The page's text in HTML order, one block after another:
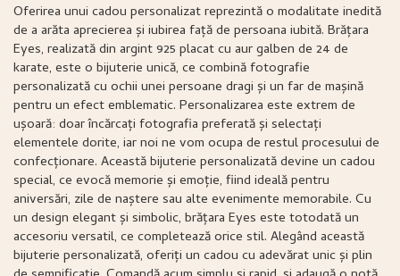
Oferirea unui cadou personalizat reprezintă o modalitate inedită
de a arăta aprecierea și iubirea față de persoana iubită. Brățara
Eyes, realizată din argint 925 placat cu aur galben de 24 de
karate, este o bijuterie unică, ce combină fotografie
personalizată cu ochii unei persoane dragi și un far de mașină
pentru un efect emblematic. Personalizarea este extrem de
ușoară: doar încărcați fotografia preferată și selectați
elementele dorite, iar noi ne vom ocupa de restul procesului de
confecționare. Această bijuterie personalizată devine un cadou
special, ce evocă memorie și emoție, fiind ideală pentru
aniversări, zile de naștere sau alte evenimente memorabile. Cu
un design elegant și simbolic, brățara Eyes este totodată un
accesoriu versatil, ce completează orice stil. Alegând această
bijuterie personalizată, oferiți un cadou cu adevărat unic și plin